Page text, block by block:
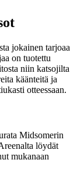
jokainen tarjoaa
on tuotettu
niin katsojilta
käänteitä ja
otteessaan.
Midsomerin
löydät
mukanaan